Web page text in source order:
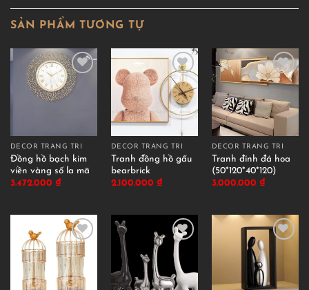
SẢN PHẨM TƯƠNG TỰ
DECOR TRANG TRÍ
Đồng hồ bạch kim
viền vàng số la mã
3.472.000 ₫
DECOR TRANG TRÍ
Tranh đồng hồ gấu
bearbrick
2.100.000 ₫
DECOR TRANG TRÍ
Tranh đính đá hoa
(50*120*40*120)
3.000.000 ₫